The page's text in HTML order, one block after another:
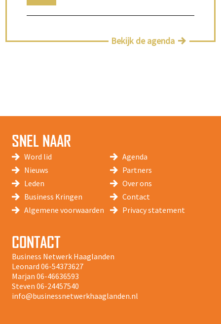
Bekijk de agenda
SNEL NAAR
Word lid
Agenda
Nieuws
Partners
Leden
Over ons
Business Kringen
Contact
Algemene voorwaarden
Privacy statement
CONTACT
Business Netwerk Haaglanden
Leonard 06-54373627
Marjan 06-46636593
Steven 06-24457540
info@businessnetwerkhaaglanden.nl